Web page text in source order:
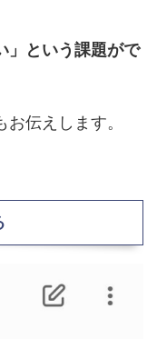
」という課題がで
伝えします。